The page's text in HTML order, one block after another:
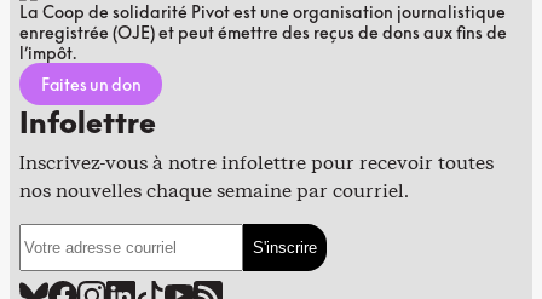
La Coop de solidarité Pivot est une organisation journalistique
enregistrée (OJE) et peut émettre des reçus de dons aux fins de
l’impôt.
Faites un don
Infolettre
Inscrivez-vous à notre infolettre pour recevoir toutes
nos nouvelles chaque semaine par courriel.